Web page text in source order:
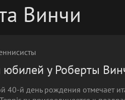
Винчи
юбилей у Роберты
40-й день рождения отмечает